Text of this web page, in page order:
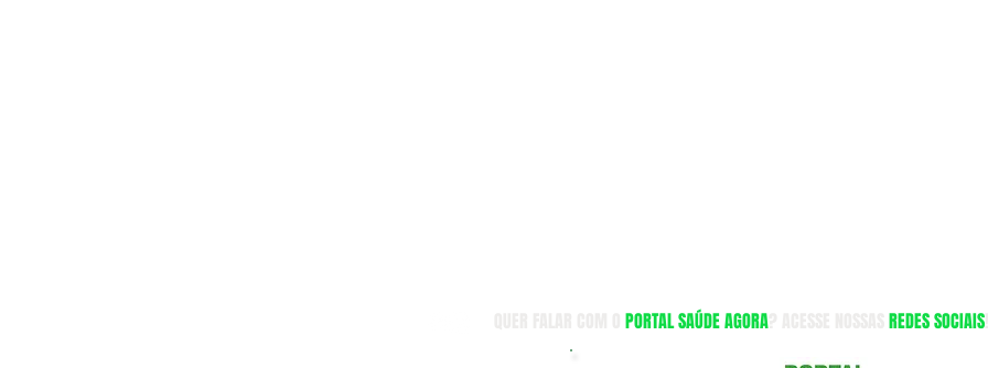
PORTAL SAÚDE AGORA? ACESSE NOSSAS REDES SOCIAIS!